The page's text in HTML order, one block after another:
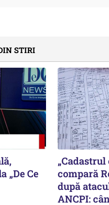
STIRI
„De Ce
„Cadastrul
compară
după
ANCPI: